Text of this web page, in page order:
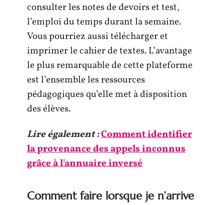
consulter les notes de devoirs et test,
l’emploi du temps durant la semaine.
Vous pourriez aussi télécharger et
imprimer le cahier de textes. L’avantage
le plus remarquable de cette plateforme
est l’ensemble les ressources
pédagogiques qu’elle met à disposition
des élèves.
Lire également :Comment identifier
la provenance des appels inconnus
grâce à l'annuaire inversé
Comment faire lorsque je n’arrive